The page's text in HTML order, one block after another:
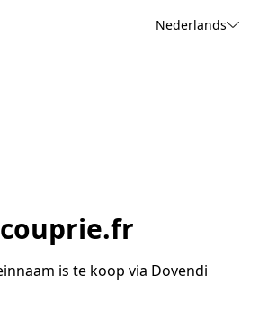
Nederlands
couprie.fr
is te koop via Dovendi